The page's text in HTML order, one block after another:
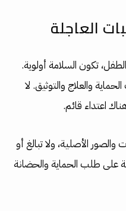
العاجلة
تكون السلامة أولوية.
والعلاج والتوثيق. لا
اعتداء قائم.
والصور الأصلية، ولا تبالغ أو
على طلب الحماية والحضانة